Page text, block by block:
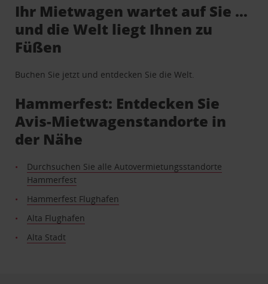
Ihr Mietwagen wartet auf Sie …
und die Welt liegt Ihnen zu
Füßen
Buchen Sie jetzt und entdecken Sie die Welt.
Hammerfest: Entdecken Sie
Avis-Mietwagenstandorte in
der Nähe
Durchsuchen Sie alle Autovermietungsstandorte
Hammerfest
Hammerfest Flughafen
Alta Flughafen
Alta Stadt